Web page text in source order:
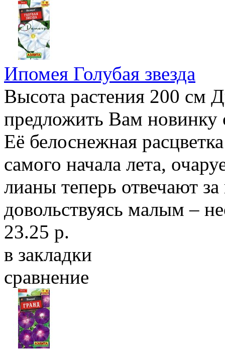
Ипомея Голубая звезда
Высота растения 200 см
предложить Вам новинку
Её белоснежная
самого начала лета,
лианы теперь отвечают за
довольствуясь малым –
23.25 р.
в закладки
сравнение